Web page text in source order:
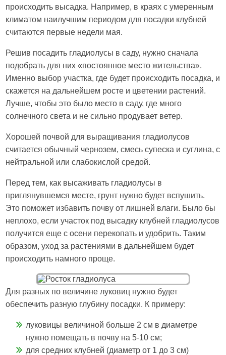
происходить высадка. Например, в краях с умеренным
климатом наилучшим периодом для посадки клубней
считаются первые недели мая.
Решив посадить гладиолусы в саду, нужно сначала
подобрать для них «постоянное место жительства».
Именно выбор участка, где будет происходить посадка, и
скажется на дальнейшем росте и цветении растений.
Лучше, чтобы это было место в саду, где много
солнечного света и не сильно продувает ветер.
Хорошей почвой для выращивания гладиолусов
считается обычный чернозем, смесь супеска и суглина, с
нейтральной или слабокислой средой.
Перед тем, как высаживать гладиолусы в
приглянувшемся месте, грунт нужно будет вспушить.
Это поможет избавить почву от лишней влаги. Было бы
неплохо, если участок под высадку клубней гладиолусов
получится еще с осени перекопать и удобрить. Таким
образом, уход за растениями в дальнейшем будет
происходить намного проще.
Для разных по величине луковиц нужно будет
обеспечить разную глубину посадки. К примеру:
луковицы величиной больше 2 см в диаметре
нужно помещать в почву на 5-10 см;
для средних клубней (диаметр от 1 до 3 см)